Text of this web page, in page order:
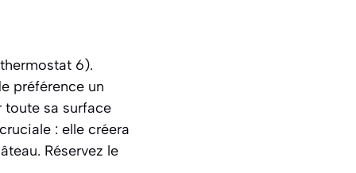
6).
préférence un
toute sa surface
: elle créera
Réservez le